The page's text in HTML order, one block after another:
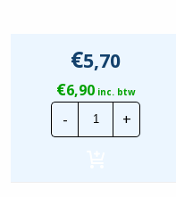
€5,70
€6,90inc. btw
-
Draka
Pur
Kabel
+